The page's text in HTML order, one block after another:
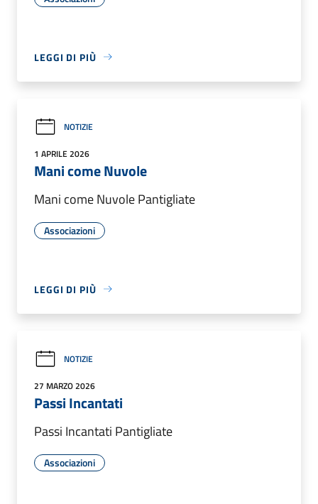
LEGGI DI PIÙ
NOTIZIE
1 APRILE 2026
Mani come Nuvole
Mani come Nuvole Pantigliate
Associazioni
LEGGI DI PIÙ
NOTIZIE
27 MARZO 2026
Passi Incantati
Passi Incantati Pantigliate
Associazioni